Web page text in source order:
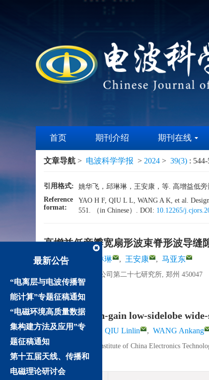
首页 期刊介绍 期刊在线
最新公告
“电离层与电波传播智
能计算”专题征稿通知
“电磁环境高质量数据
集构建方法及应用”专
题征稿通知
第十五届天线、传播和
电磁理论研讨会
文章导航 > 电波科学学报 > 2024 > 39(3) : 544-
引用格式: 姚华飞，邱琳琳，王安康，等. 高增益低
Reference
format:
YAO H F, QIU L L, WANG A K, et al.
551. （in Chinese）. DOI: 10.12265/
高增益低旁瓣宽扇形波束脊形波导缝
姚华飞 邱琳琳 , 王安康 , 马亚东
中国电子科技集团公司第二十七研究所, 郑州 450047
详细信息
Design of high-gain low-sidelobe
YAO Huafei QIU Linlin , WANG Ankang
The 27th Research Institute of China Electronics